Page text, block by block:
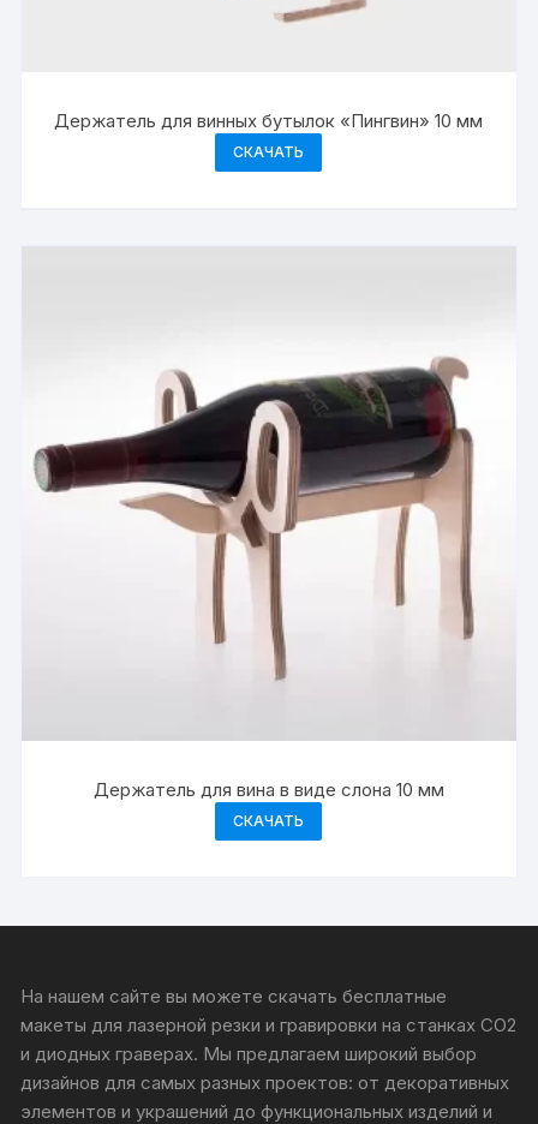
Держатель для винных бутылок «Пингвин» 10 мм
СКАЧАТЬ
Держатель для вина в виде слона 10 мм
СКАЧАТЬ
На нашем сайте вы можете скачать бесплатные
макеты для лазерной резки и гравировки на станках CO2
и диодных граверах. Мы предлагаем широкий выбор
дизайнов для самых разных проектов: от декоративных
элементов и украшений до функциональных изделий и